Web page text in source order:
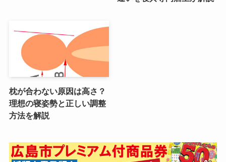
枕が合わない原因は高さ？
理想の寝姿勢と正しい調整
方法を解説